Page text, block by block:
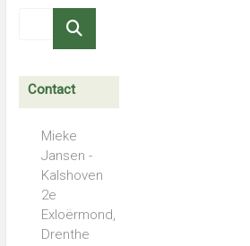
Contact
Mieke
Jansen -
Kalshoven
2e
Exloërmond,
Drenthe